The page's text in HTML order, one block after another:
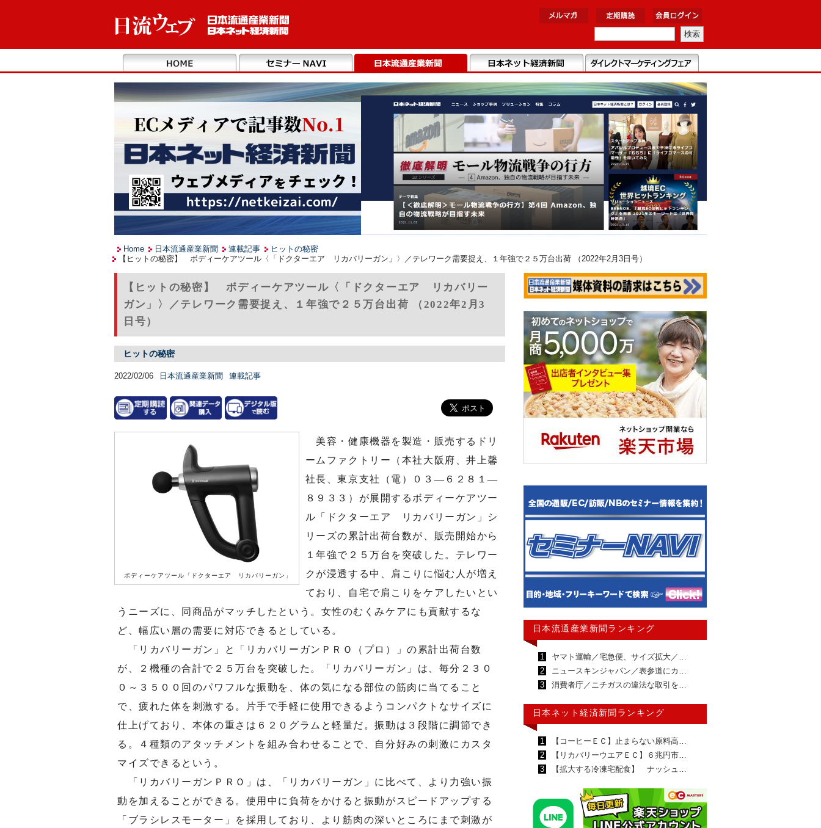
Home 日本流通産業新聞 連載記事
ヒットの秘密
【ヒットの秘密】 ボディーケアツール〈「ドクターエア リカバリーガン」〉／テレワーク需要捉え、１年強で２５万台出荷 （2022年2月3日号）
【ヒットの秘密】 ボディーケアツール〈「ドクターエア リカバリー
ガン」〉／テレワーク需要捉え、１年強で２５万台出荷 （2022年2月3
日号）
ヒットの秘密
2022/02/06 日本流通産業新聞 連載記事
ボディーケアツール「ドクターエア リカバリーガン」
美容・健康機器を製造・販売するドリ
ームファクトリー（本社大阪府、井上馨
社長、東京支社（電）０３―６２８１―
８９３３）が展開するボディーケアツー
ル「ドクターエア リカバリーガン」シ
リーズの累計出荷台数が、販売開始から
１年強で２５万台を突破した。テレワー
クが浸透する中、肩こりに悩む人が増え
ており、自宅で肩こりをケアしたいとい
うニーズに、同商品がマッチしたという。女性のむくみケアにも貢献するな
ど、幅広い層の需要に対応できるとしている。
「リカバリーガン」と「リカバリーガンＰＲＯ（プロ）」の累計出荷台数
が、２機種の合計で２５万台を突破した。「リカバリーガン」は、毎分２３０
０～３５００回のパワフルな振動を、体の気になる部位の筋肉に当てること
で、疲れた体を刺激する。片手で手軽に使用できるようコンパクトなサイズに
仕上げており、本体の重さは６２０グラムと軽量だ。振動は３段階に調節でき
る。４種類のアタッチメントを組み合わせることで、自分好みの刺激にカスタ
マイズできるという。
「リカバリーガンＰＲＯ」は、「リカバリーガン」に比べて、より力強い振
動を加えることができる。使用中に負荷をかけると振動がスピードアップする
「ブラシレスモーター」を採用しており、より筋肉の深いところにまで刺激が
日本流通産業新聞ランキング
1
ヤマト運輸／宅急便、サイズ拡大／…
2
ニュースキンジャパン／表参道にカ…
3
消費者庁／ニチガスの違法な取引を…
日本ネット経済新聞ランキング
1
【コーヒーＥＣ】止まらない原料高…
2
【リカバリーウエアＥＣ】６兆円市…
3
【拡大する冷凍宅配食】 ナッシュ…